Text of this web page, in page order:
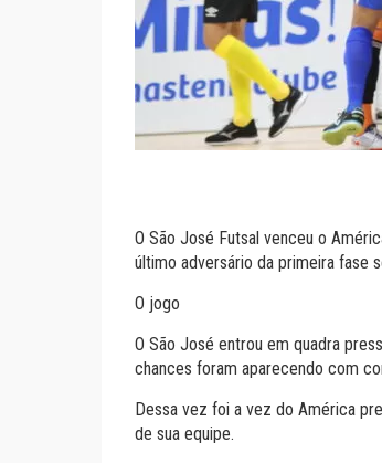
O São José Futsal venceu o
último adversário da primeira fase
O jogo
O São José entrou em quadra
chances foram aparecendo com
Dessa vez foi a vez do América
de sua equipe.